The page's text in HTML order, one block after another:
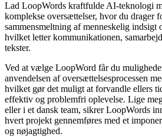
Lad LoopWords kraftfulde AI-teknologi
komplekse oversættelser, hvor du drager
sammensmeltning af menneskelig indsigt
hvilket letter kommunikationen,
tekster.
Ved at vælge LoopWord får du
anvendelsen af oversættelsesprocessen
hvilket gør det muligt at forvandle ellers
effektiv og problemfri oplevelse. Lige
eller i et dansk team, sikrer LoopWords
hvert projekt gennemføres med et
og nøjagtighed.